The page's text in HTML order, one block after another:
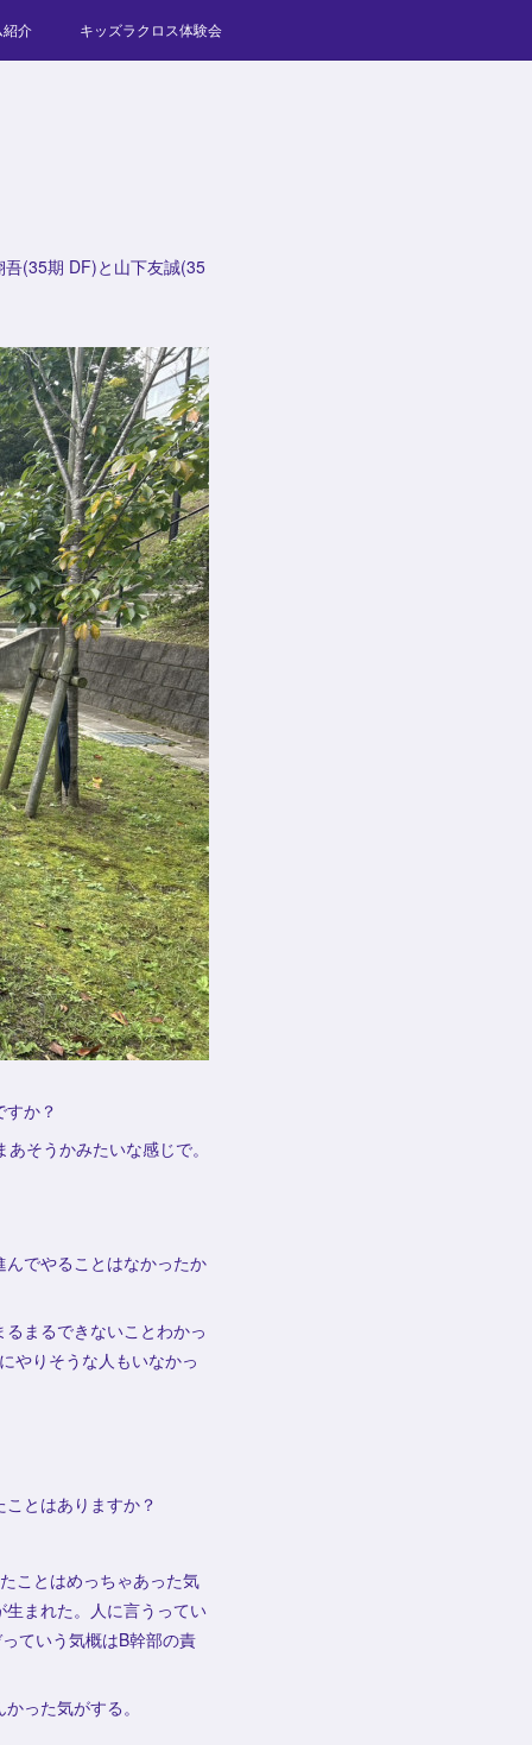
紹介 キッズラクロス体験会
(35期 DF)と山下友誠(35
か？
そうかみたいな感じで。
でやることはなかったか
まるできないことわかっ
やりそうな人もいなかっ
とはありますか？
ことはめっちゃあった気
まれた。人に言うってい
ていう気概はB幹部の責
った気がする。